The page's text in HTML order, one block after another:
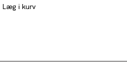
Læg i kurv